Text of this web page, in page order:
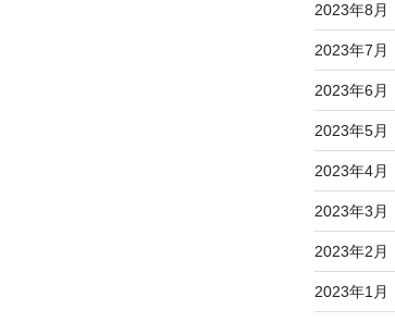
2023年8月
2023年7月
2023年6月
2023年5月
2023年4月
2023年3月
2023年2月
2023年1月